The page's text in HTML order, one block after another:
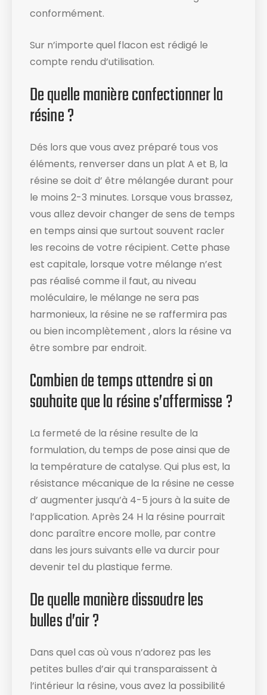
conformément.
Sur n’importe quel flacon est rédigé le
compte rendu d’utilisation​.
De quelle manière confectionner la
résine ?
Dés lors que vous avez préparé tous vos
éléments, renverser dans un plat A et B, la
résine se doit d’ être mélangée durant pour
le moins 2-3 minutes. Lorsque vous brassez,
vous allez devoir changer de sens de temps
en temps ainsi que surtout souvent racler
les recoins de votre récipient​. Cette phase
est capitale, lorsque votre mélange n’est
pas réalisé comme il faut, au niveau
moléculaire, le mélange ne sera pas
harmonieux, la résine ne se raffermira pas
ou bien incomplètement , alors la résine va
être sombre par endroit.
Combien de temps attendre si on
souhaite que la résine s’affermisse ?
La fermeté de la résine resulte de la
formulation, du temps de pose ainsi que de
la température de catalyse. Qui plus est, la
résistance mécanique de la résine ne cesse
d’ augmenter jusqu’à 4-5 jours à la suite de
l’application. Après 24 H la résine pourrait
donc paraître encore molle, par contre
dans les jours suivants elle va durcir pour
devenir tel du plastique ferme.
De quelle manière dissoudre les
bulles d’air ?
Dans quel cas où vous n’adorez pas les
petites bulles d’air qui transparaissent à
l’intérieur la résine, vous avez la possibilité